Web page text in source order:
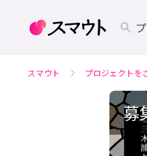
スマウト プロジェクトを
募